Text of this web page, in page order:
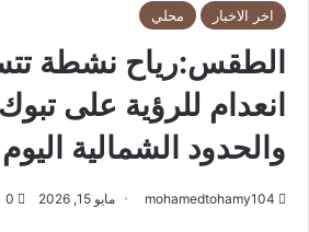
اخر الاخبار محلي
الطقس:رياح نشطة
انعدام للرؤية على
والحدود الشمالية اليوم
mohamedtohamy104 مايو 15, 2026 0